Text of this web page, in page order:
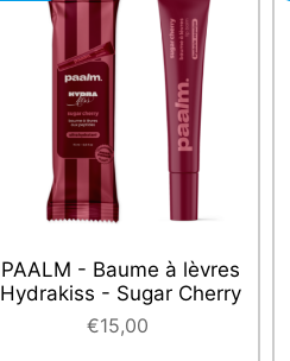
PAALM - Baume à lèvres
Hydrakiss - Sugar Cherry
€15,00